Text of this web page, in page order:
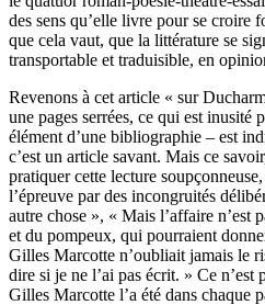
des sens qu’elle livre pour se croire
que cela vaut, que la littérature se
transportable et traduisible, en
Revenons à cet article « sur
une pages serrées, ce qui est
élément d’une bibliographie – est
c’est un article savant. Mais ce
pratiquer cette lecture
l’épreuve par des incongruités
autre chose », « Mais l’affaire n’est
et du pompeux, qui pourraient
Gilles Marcotte n’oubliait jamais le
dire si je ne l’ai pas écrit. » Ce
Gilles Marcotte l’a été dans chaque